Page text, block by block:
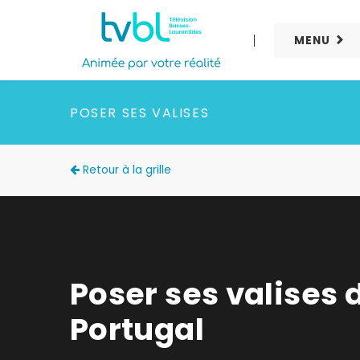
MENU
POSER SES VALISES
Retour à la grille
Poser ses valises
Portugal